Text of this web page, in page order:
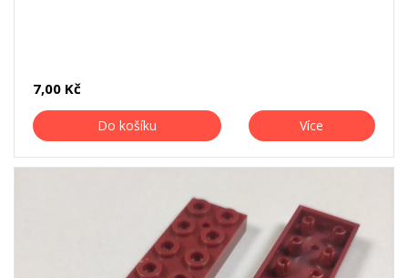
7,00 Kč
Do košíku Více